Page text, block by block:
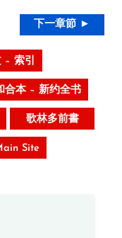
下一章節 ►
索引
合本 – 新约全书
歌林多前書
Site